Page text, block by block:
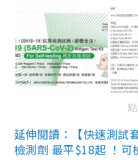
延伸閱讀：【快速測試
檢測劑 最平$18起 ！